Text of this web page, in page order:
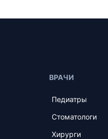
ВРАЧИ
Педиатры
Стоматологи
Хирурги